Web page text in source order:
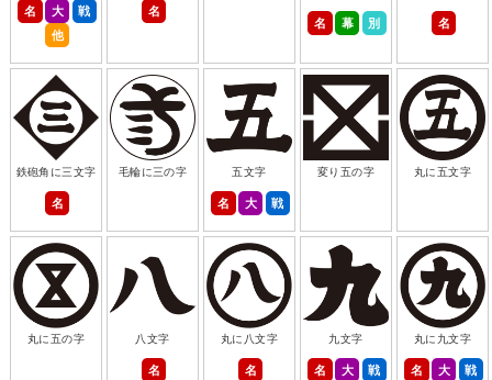
名 大
戦
他
名
名 幕 別 名
鉄砲角に三文字
名
毛輪に三の字 五文字
名 大 戦
変り五の字 丸に五文字
丸に五の字 八文字
名
丸に八文字
名
九文字
名 大 戦
丸に九文字
名 大 戦